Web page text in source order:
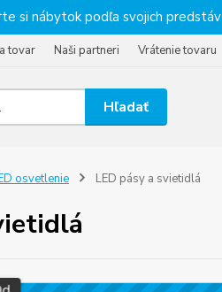
si nábytok podľa svojich predstáv
tovar Naši partneri Vrátenie tovaru
Hľadať
osvetlenie LED pásy a svietidlá